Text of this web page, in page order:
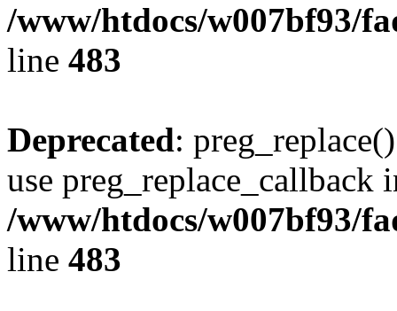
/www/htdocs/w007bf93/
line 483
Deprecated:
use preg_replace_callback
/www/htdocs/w007bf93/
line 483